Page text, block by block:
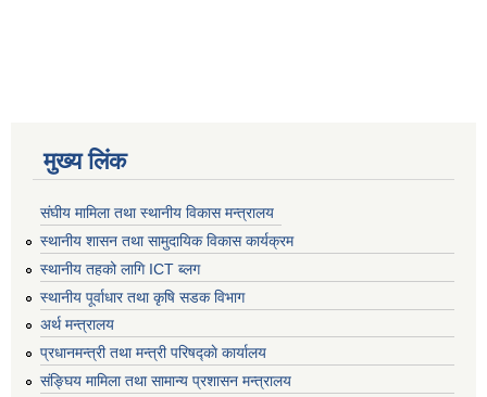
मुख्य लिंक
संघीय मामिला तथा स्थानीय विकास मन्त्रालय
स्थानीय शासन तथा सामुदायिक विकास कार्यक्रम
स्थानीय तहको लागि ICT ब्लग
स्थानीय पूर्वाधार तथा कृषि सडक विभाग
अर्थ मन्त्रालय
प्रधानमन्त्री तथा मन्त्री परिषद्काे कार्यालय
संङ्घिय मामिला तथा सामान्य प्रशासन मन्त्रालय